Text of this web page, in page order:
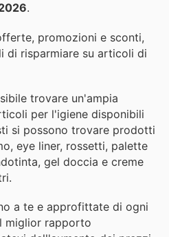
.
promozioni e sconti,
di risparmiare su articoli di
trovare un'ampia
per l'igiene disponibili
si possono trovare prodotti
eye liner, rossetti, palette
gel doccia e creme
a te e approfittate di ogni
miglior rapporto